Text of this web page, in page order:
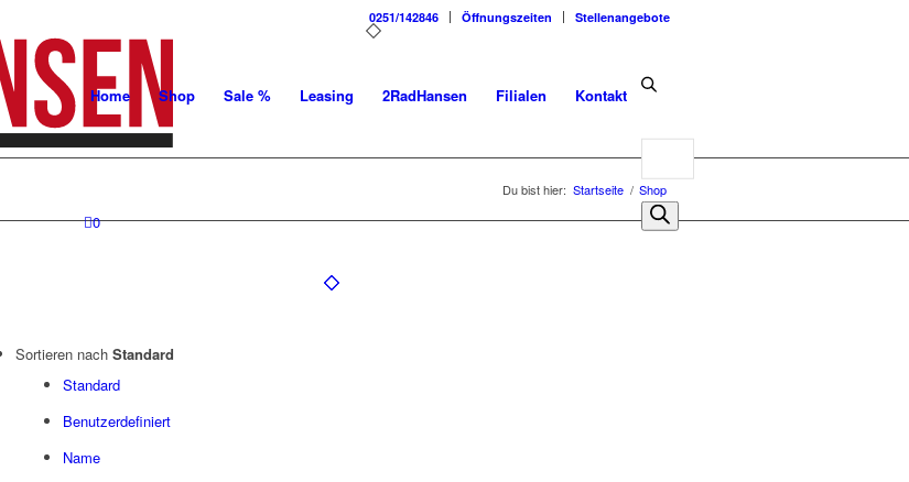
0251/142846 Öffnungszeiten Stellenangebote
Home Shop Sale % Leasing 2RadHansen Filialen Kontakt
Products
search
0
Du bist hier: Startseite / Shop
Sortieren nach Standard
Standard
Benutzerdefiniert
Name